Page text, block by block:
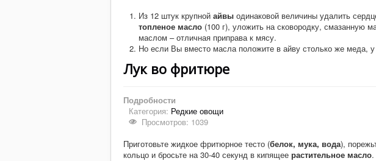
Из 12 штук крупной айвы одинаковой величины удалить
топленое масло (100 г), уложить на сковородку, смазанную
маслом – отличная приправа к мясу.
Но если Вы вместо масла положите в айву столько же меда,
Лук во фритюре
Подробности
Категория: Редкие овощи
Просмотров: 1039
Приготовьте жидкое фритюрное тесто (белок, мука, вода),
кольцо и бросьте на 30-40 секунд в кипящее растительное масло.